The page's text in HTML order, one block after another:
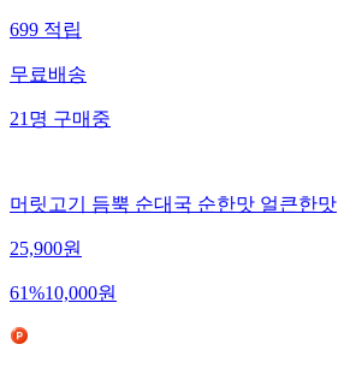
699 적립
무료배송
21 명 구매중
머릿고기 듬뿍 순대국 순한맛 얼큰한맛
25,900원
61%10,000원